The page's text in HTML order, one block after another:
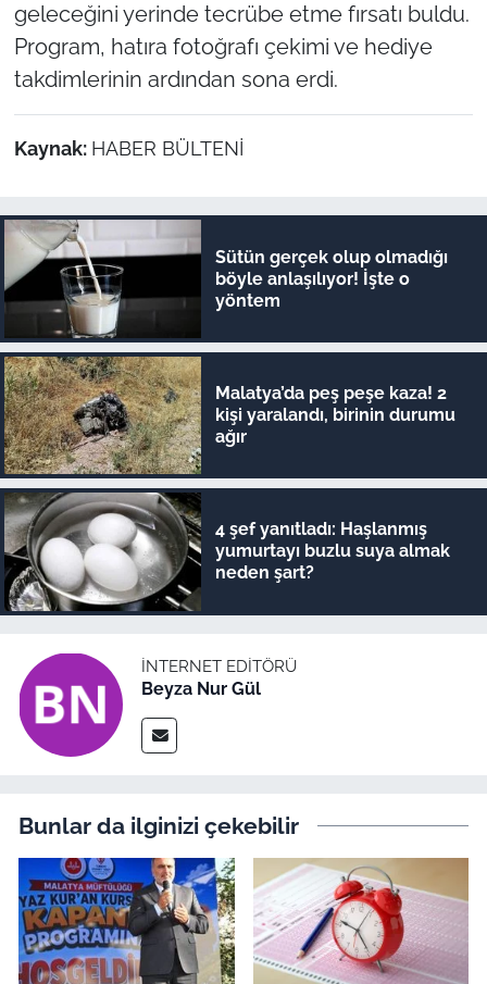
geleceğini yerinde tecrübe etme fırsatı buldu.
Program, hatıra fotoğrafı çekimi ve hediye
takdimlerinin ardından sona erdi.
Kaynak: HABER BÜLTENİ
Sütün gerçek olup olmadığı
böyle anlaşılıyor! İşte o
yöntem
Malatya’da peş peşe kaza! 2
kişi yaralandı, birinin durumu
ağır
4 şef yanıtladı: Haşlanmış
yumurtayı buzlu suya almak
neden şart?
İNTERNET EDITÖRÜ
Beyza Nur Gül
Bunlar da ilginizi çekebilir